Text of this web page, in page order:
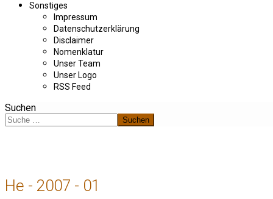
Sonstiges
Impressum
Datenschutzerklärung
Disclaimer
Nomenklatur
Unser Team
Unser Logo
RSS Feed
Suchen
Suchen
He - 2007 - 01